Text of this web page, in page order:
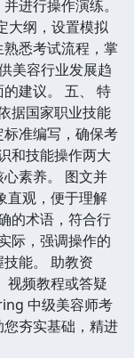
进行操作演练。
大纲，设置模拟
悉考试流程，掌
美容行业发展趋
建议。 五、 特
据国家职业技能
准编写，确保考
和技能操作两大
素养。 图文并
直观，便于理解
的术语，符合行
际，强调操作的
能。 助教资
视频教程或答疑
中级美容师考
夯实基础，精进